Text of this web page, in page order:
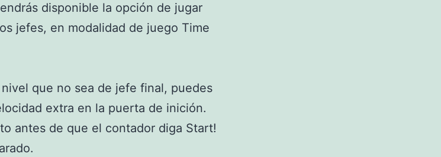
disponible la opción de jugar
jefes, en modalidad de juego Time
que no sea de jefe final, puedes
extra en la puerta de inición.
antes de que el contador diga Start!